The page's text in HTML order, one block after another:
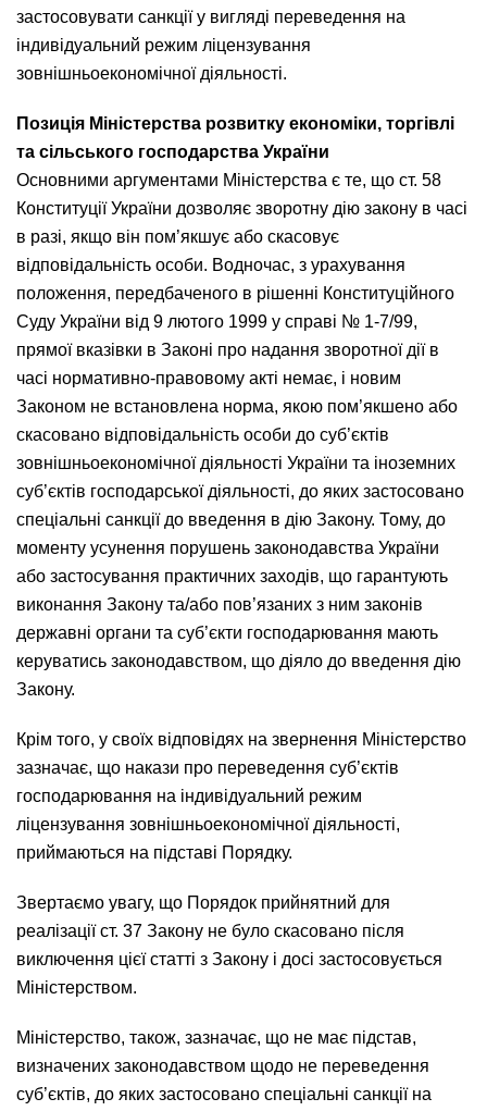
застосовувати санкції у вигляді переведення на
індивідуальний режим ліцензування
зовнішньоекономічної діяльності.
Позиція Міністерства розвитку економіки, торгівлі
та сільського господарства України
Основними аргументами Міністерства є те, що ст. 58
Конституції України дозволяє зворотну дію закону в часі
в разі, якщо він пом’якшує або скасовує
відповідальність особи. Водночас, з урахування
положення, передбаченого в рішенні Конституційного
Суду України від 9 лютого 1999 у справі № 1-7/99,
прямої вказівки в Законі про надання зворотної дії в
часі нормативно-правовому акті немає, і новим
Законом не встановлена норма, якою пом’якшено або
скасовано відповідальність особи до суб’єктів
зовнішньоекономічної діяльності України та іноземних
суб’єктів господарської діяльності, до яких застосовано
спеціальні санкції до введення в дію Закону. Тому, до
моменту усунення порушень законодавства України
або застосування практичних заходів, що гарантують
виконання Закону та/або пов’язаних з ним законів
державні органи та суб’єкти господарювання мають
керуватись законодавством, що діяло до введення дію
Закону.
Крім того, у своїх відповідях на звернення Міністерство
зазначає, що накази про переведення суб’єктів
господарювання на індивідуальний режим
ліцензування зовнішньоекономічної діяльності,
приймаються на підставі Порядку.
Звертаємо увагу, що Порядок прийнятний для
реалізації ст. 37 Закону не було скасовано після
виключення цієї статті з Закону і досі застосовується
Міністерством.
Міністерство, також, зазначає, що не має підстав,
визначених законодавством щодо не переведення
суб’єктів, до яких застосовано спеціальні санкції на